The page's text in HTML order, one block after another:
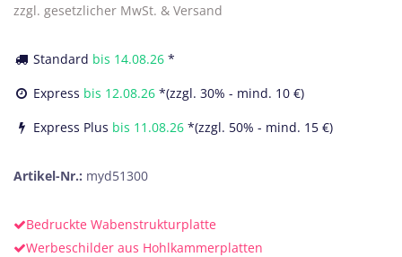
zzgl. gesetzlicher MwSt. & Versand
Standard bis 14.08.26 *
Express bis 12.08.26 *(zzgl. 30% - mind. 10 €)
Express Plus bis 11.08.26 *(zzgl. 50% - mind. 15 €)
Artikel-Nr.: myd51300
Bedruckte Wabenstrukturplatte
Werbeschilder aus Hohlkammerplatten